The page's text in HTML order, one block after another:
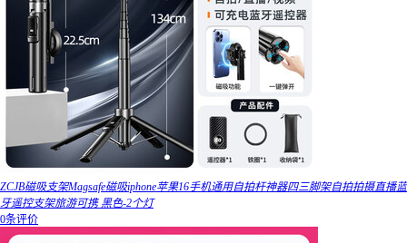
ZCJB磁吸支架Magsafe磁吸iphone苹果16手机通用自拍杆神器四三脚架自拍拍摄直播蓝
牙遥控支架旅游可携 黑色-2个灯
0条评价